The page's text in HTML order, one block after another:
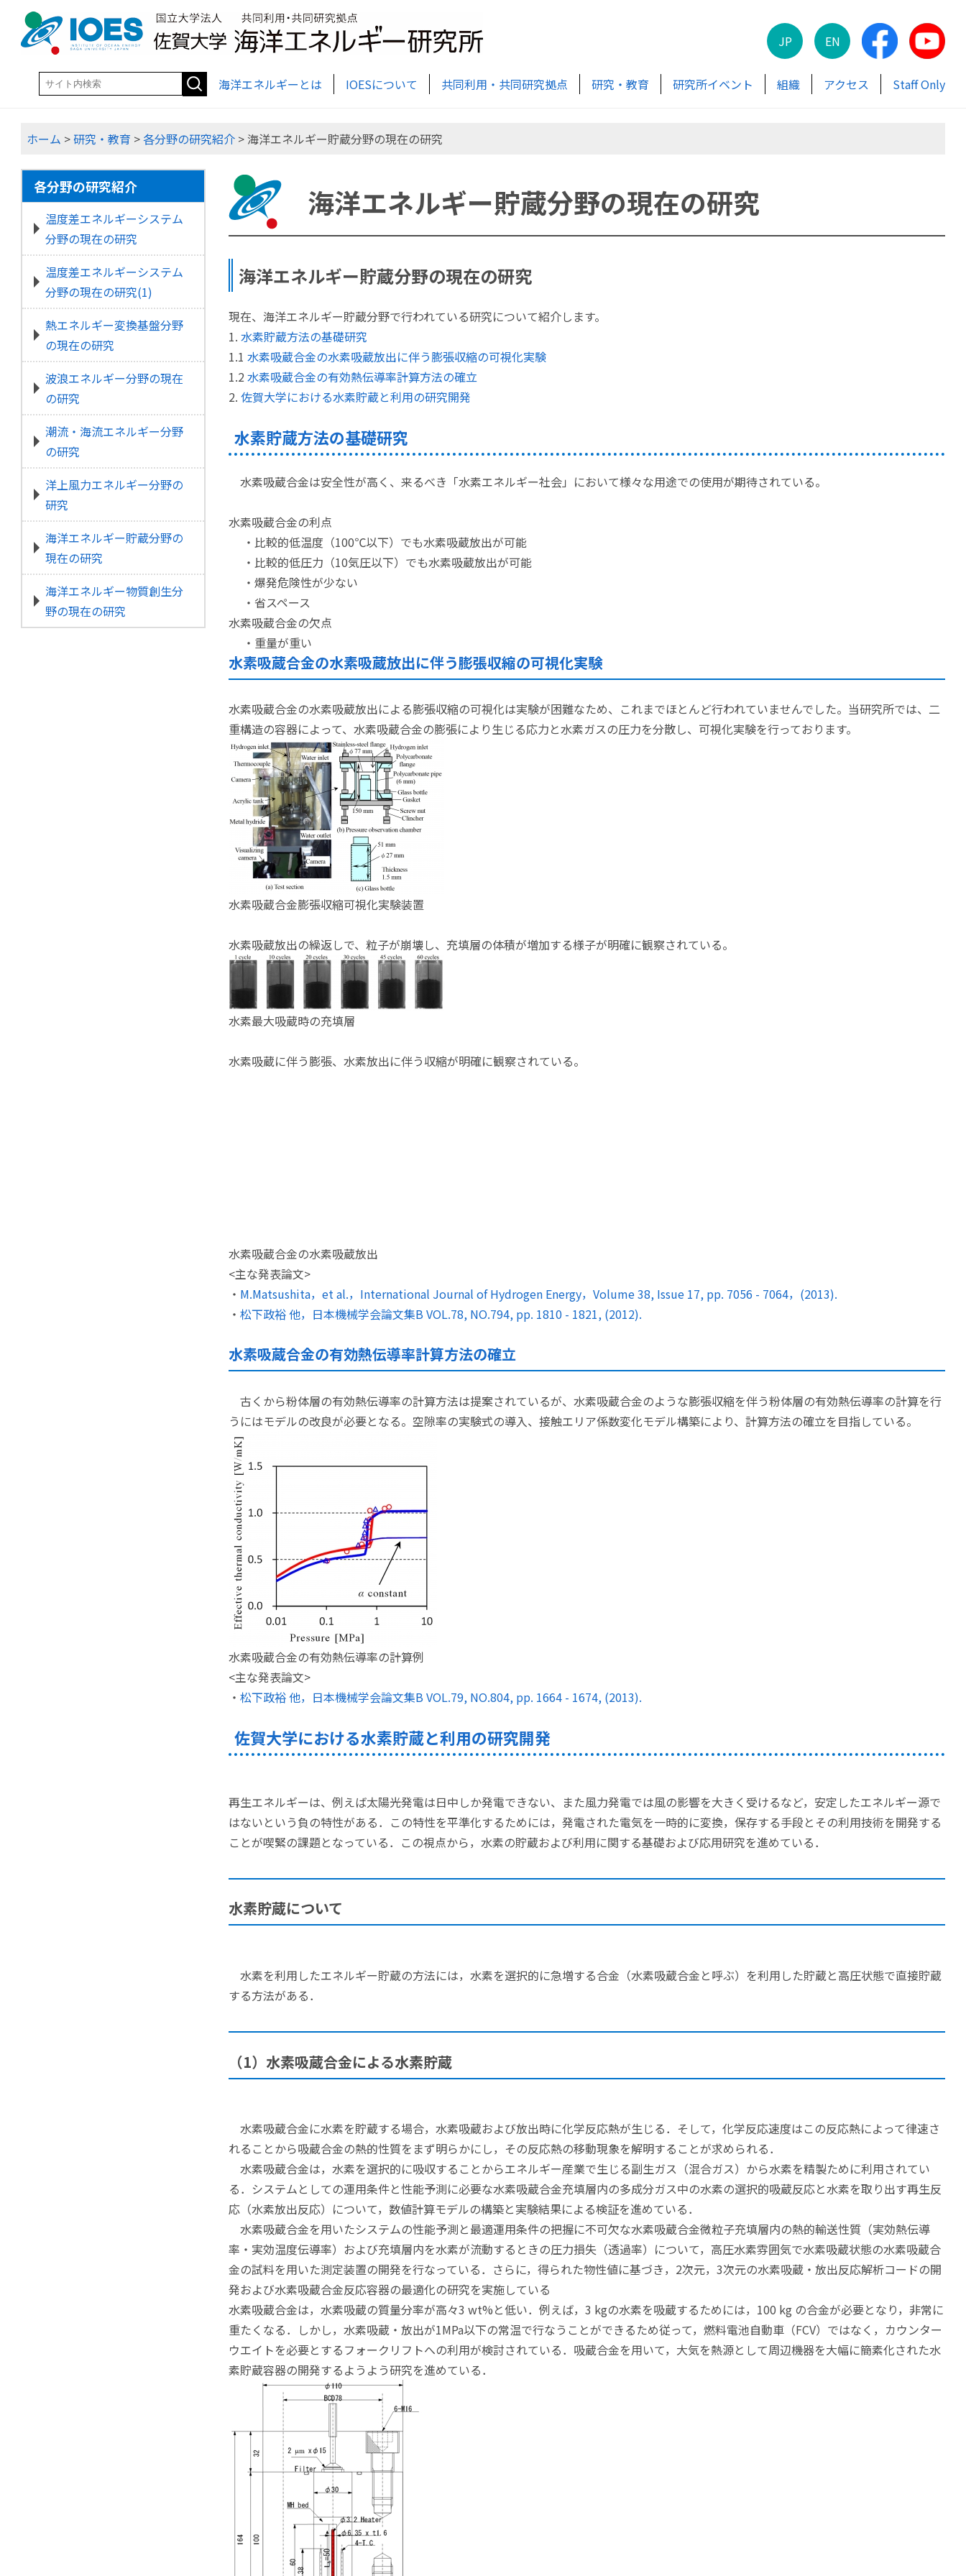
JP EN
海洋エネルギーとは IOESについて 共同利用・共同研究拠点 研究・教育 研究所イベント 組織 アクセス Staff Only
ホーム >研究・教育 >各分野の研究紹介 > 海洋エネルギー貯蔵分野の現在の研究
各分野の研究紹介
温度差エネルギーシステム
分野の現在の研究
温度差エネルギーシステム
分野の現在の研究(1)
熱エネルギー変換基盤分野
の現在の研究
波浪エネルギー分野の現在
の研究
潮流・海流エネルギー分野
の研究
洋上風力エネルギー分野の
研究
海洋エネルギー貯蔵分野の
現在の研究
海洋エネルギー物質創生分
野の現在の研究
海洋エネルギー貯蔵分野の現在の研究
海洋エネルギー貯蔵分野の現在の研究
現在、海洋エネルギー貯蔵分野で行われている研究について紹介します。
1.水素貯蔵方法の基礎研究
1.1水素吸蔵合金の水素吸蔵放出に伴う膨張収縮の可視化実験
1.2水素吸蔵合金の有効熱伝導率計算方法の確立
2.佐賀大学における水素貯蔵と利用の研究開発
水素貯蔵方法の基礎研究
水素吸蔵合金は安全性が高く、来るべき「水素エネルギー社会」において様々な用途での使用が期待されている。
水素吸蔵合金の利点
・比較的低温度（100℃以下）でも水素吸蔵放出が可能
・比較的低圧力（10気圧以下）でも水素吸蔵放出が可能
・爆発危険性が少ない
・省スペース
水素吸蔵合金の欠点
・重量が重い
水素吸蔵合金の水素吸蔵放出に伴う膨張収縮の可視化実験
水素吸蔵合金の水素吸蔵放出による膨張収縮の可視化は実験が困難なため、これまでほとんど行われていませんでした。当研究所では、二
重構造の容器によって、水素吸蔵合金の膨張により生じる応力と水素ガスの圧力を分散し、可視化実験を行っております。
水素吸蔵合金膨張収縮可視化実験装置
水素吸蔵放出の繰返しで、粒子が崩壊し、充填層の体積が増加する様子が明確に観察されている。
水素最大吸蔵時の充填層
水素吸蔵に伴う膨張、水素放出に伴う収縮が明確に観察されている。
水素吸蔵合金の水素吸蔵放出
<主な発表論文>
・ M.Matsushita，et al.，International Journal of Hydrogen Energy，Volume 38, Issue 17, pp. 7056 - 7064，(2013).
・松下政裕 他，日本機械学会論文集B VOL.78, NO.794, pp. 1810 - 1821, (2012).
水素吸蔵合金の有効熱伝導率計算方法の確立
古くから粉体層の有効熱伝導率の計算方法は提案されているが、水素吸蔵合金のような膨張収縮を伴う粉体層の有効熱伝導率の計算を行
うにはモデルの改良が必要となる。空隙率の実験式の導入、接触エリア係数変化モデル構築により、計算方法の確立を目指している。
水素吸蔵合金の有効熱伝導率の計算例
<主な発表論文>
・松下政裕 他，日本機械学会論文集B VOL.79, NO.804, pp. 1664 - 1674, (2013).
佐賀大学における水素貯蔵と利用の研究開発
再生エネルギーは、例えば太陽光発電は日中しか発電できない、また風力発電では風の影響を大きく受けるなど，安定したエネルギー源で
はないという負の特性がある．この特性を平準化するためには，発電された電気を一時的に変換，保存する手段とその利用技術を開発する
ことが喫緊の課題となっている．この視点から，水素の貯蔵および利用に関する基礎および応用研究を進めている．
水素貯蔵について
水素を利用したエネルギー貯蔵の方法には，水素を選択的に急増する合金（水素吸蔵合金と呼ぶ）を利用した貯蔵と高圧状態で直接貯蔵
する方法がある．
（1）水素吸蔵合金による水素貯蔵
水素吸蔵合金に水素を貯蔵する場合，水素吸蔵および放出時に化学反応熱が生じる．そして，化学反応速度はこの反応熱によって律速さ
れることから吸蔵合金の熱的性質をまず明らかにし，その反応熱の移動現象を解明することが求められる．
水素吸蔵合金は，水素を選択的に吸収することからエネルギー産業で生じる副生ガス（混合ガス）から水素を精製ために利用されてい
る．システムとしての運用条件と性能予測に必要な水素吸蔵合金充填層内の多成分ガス中の水素の選択的吸蔵反応と水素を取り出す再生反
応（水素放出反応）について，数値計算モデルの構築と実験結果による検証を進めている．
水素吸蔵合金を用いたシステムの性能予測と最適運用条件の把握に不可欠な水素吸蔵合金微粒子充填層内の熱的輸送性質（実効熱伝導
率・実効温度伝導率）および充填層内を水素が流動するときの圧力損失（透過率）について，高圧水素雰囲気で水素吸蔵状態の水素吸蔵合
金の試料を用いた測定装置の開発を行なっている．さらに，得られた物性値に基づき，2次元，3次元の水素吸蔵・放出反応解析コードの開
発および水素吸蔵合金反応容器の最適化の研究を実施している
水素吸蔵合金は，水素吸蔵の質量分率が高々3 wt%と低い．例えば，3 kgの水素を吸蔵するためには，100 kg の合金が必要となり，非常に
重たくなる．しかし，水素吸蔵・放出が1MPa以下の常温で行なうことができるため従って，燃料電池自動車（FCV）ではなく，カウンター
ウエイトを必要とするフォークリフトへの利用が検討されている．吸蔵合金を用いて，大気を熱源として周辺機器を大幅に簡素化された水
素貯蔵容器の開発するようよう研究を進めている．